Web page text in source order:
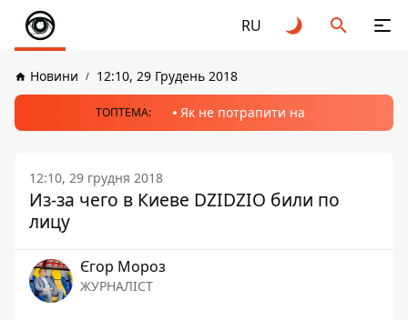
RU
Новини 12:10, 29 Грудень 2018
ТОПТЕМА: Як не потрапити на
12:10, 29 грудня 2018
Из-за чего в Киеве DZIDZIO били по
лицу
Єгор Мороз
ЖУРНАЛІСТ